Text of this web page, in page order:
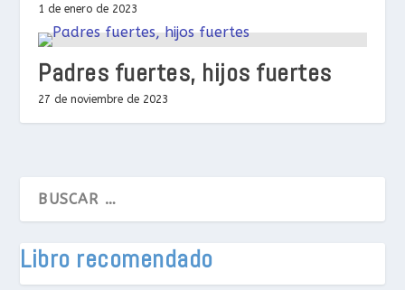
1 de enero de 2023
Padres fuertes, hijos fuertes
27 de noviembre de 2023
Libro recomendado